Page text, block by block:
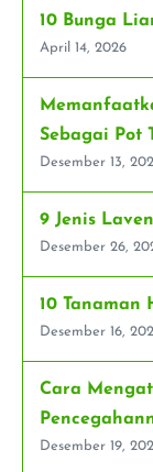
10 Bunga
April 14, 2026
Sebagai Pot
Desember 13,
9 Jenis
Desember 26,
10
Desember 16,
Cara
Desember 19,